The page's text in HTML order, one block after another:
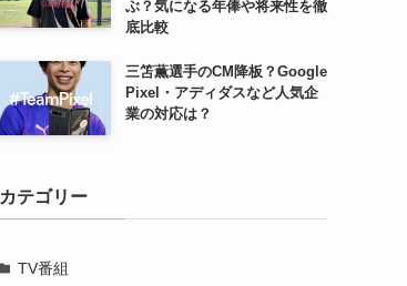
ぶ？気になる年俸や将来性を徹
底比較
三笘薫選手のCM降板？Google
Pixel・アディダスなど人気企
業の対応は？
カテゴリー
TV番組